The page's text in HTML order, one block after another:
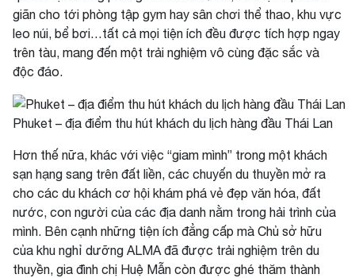
giãn cho tới phòng tập gym hay sân chơi thể thao, khu vực
leo núi, bể bơi…tất cả mọi tiện ích đều được tích hợp ngay
trên tàu, mang đến một trải nghiệm vô cùng đặc sắc và
độc đáo.
Phuket – địa điểm thu hút khách du lịch hàng đầu Thái Lan
Hơn thế nữa, khác với việc “giam mình” trong một khách
sạn hạng sang trên đất liền, các chuyến du thuyền mở ra
cho các du khách cơ hội khám phá vẻ đẹp văn hóa, đất
nước, con người của các địa danh nằm trong hải trình của
mình. Bên cạnh những tiện ích đẳng cấp mà Chủ sở hữu
của khu nghỉ dưỡng ALMA đã được trải nghiệm trên du
thuyền, gia đình chị Huệ Mẫn còn được ghé thăm thành